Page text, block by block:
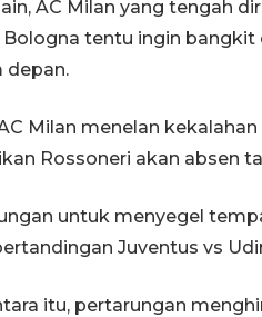
AC Milan yang tengah
tentu ingin
depan.
Milan menelan
Rossoneri akan absen
untuk menyegel
Juventus vs
itu, pertarungan